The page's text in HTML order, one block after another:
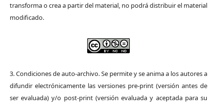
transforma o crea a partir del material, no podrá distribuir el material
modificado.
3. Condiciones de auto-archivo. Se permite y se anima a los autores a
difundir electrónicamente las versiones pre-print (versión antes de
ser evaluada) y/o post-print (versión evaluada y aceptada para su